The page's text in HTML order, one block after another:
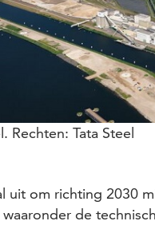
Rechten: Tata Steel
uit om richting 2030
waaronder de